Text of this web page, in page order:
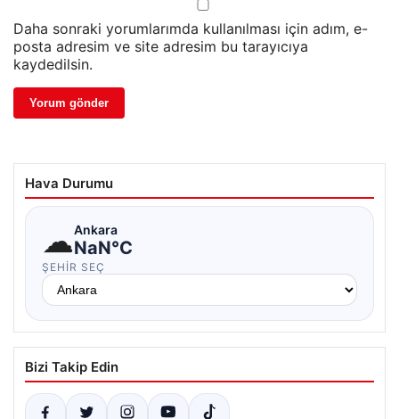
Daha sonraki yorumlarımda kullanılması için adım, e-
posta adresim ve site adresim bu tarayıcıya
kaydedilsin.
Hava Durumu
☁Ankara
NaN°C
ŞEHIR SEÇ
Bizi Takip Edin